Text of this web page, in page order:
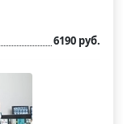
6190 руб.